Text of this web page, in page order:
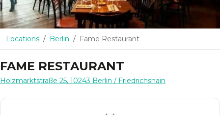
Locations Berlin Fame Restaurant
FAME RESTAURANT
Holzmarktstraße 25, 10243 Berlin / Friedrichshain